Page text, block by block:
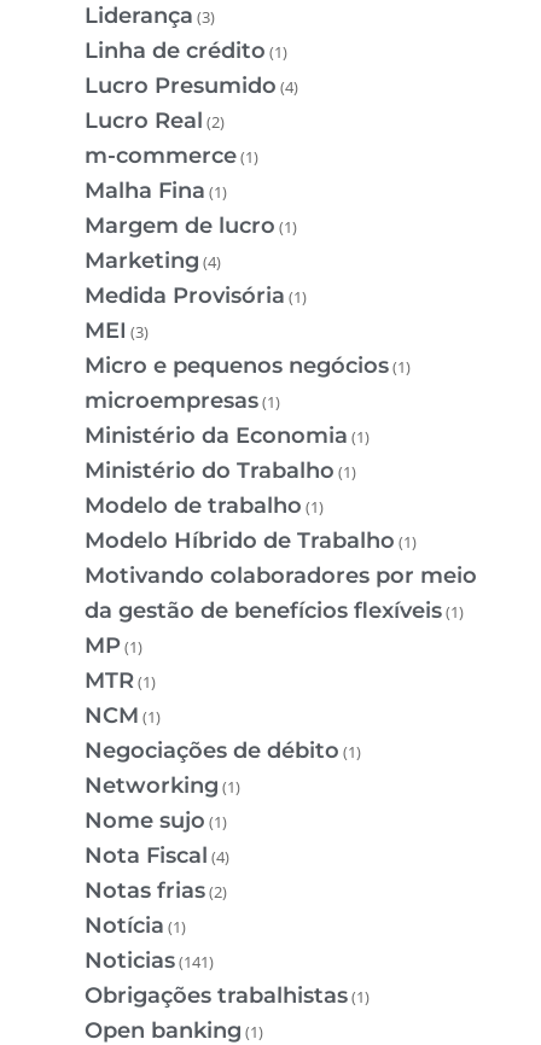
Liderança (3)
Linha de crédito (1)
Lucro Presumido (4)
Lucro Real (2)
m-commerce(1)
Malha Fina (1)
Margem de lucro (1)
Marketing (4)
Medida Provisória (1)
MEI (3)
Micro e pequenos negócios(1)
microempresas(1)
Ministério da Economia (1)
Ministério do Trabalho (1)
Modelo de trabalho (1)
Modelo Híbrido de Trabalho (1)
Motivando colaboradores por meio
da gestão de benefícios flexíveis(1)
MP(1)
MTR(1)
NCM (1)
Negociações de débito (1)
Networking (1)
Nome sujo (1)
Nota Fiscal (4)
Notas frias(2)
Notícia (1)
Noticias(141)
Obrigações trabalhistas(1)
Open banking (1)